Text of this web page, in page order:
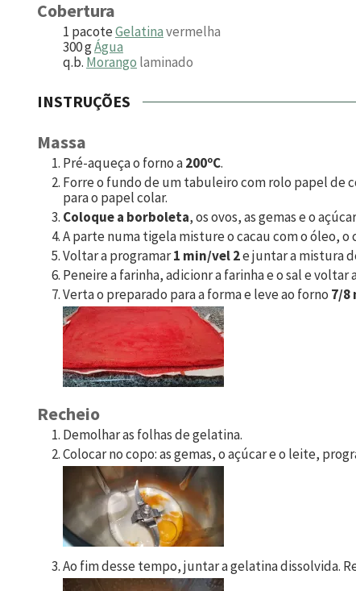
Cobertura
1 pacoteGelatinavermelha
300gÁgua
q.b. Morango laminado
INSTRUÇÕES
Massa
Pré-aqueça o forno a200ºC.
Forre o fundo de um tabuleiro com rolo papel de
para o papel colar.
Coloque a borboleta, os ovos, as gemas e o
A parte numa tigela misture o cacau com o óleo, o
Voltar a programar1 min/vel 2e juntar a mistura
Peneire a farinha, adicionr a farinha e o sal e voltar
Verta o preparado para a forma e leve ao forno 7/8
Recheio
Demolhar as folhas de gelatina.
Colocar no copo: as gemas, o açúcar e o leite,
Ao fim desse tempo, juntar a gelatina dissolvida.